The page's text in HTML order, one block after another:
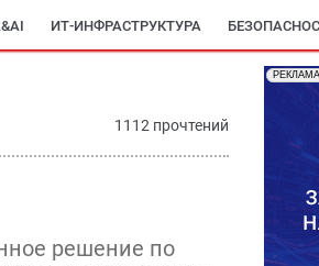
ИТ-ИНФРАСТРУКТУРА
1112 прочтений
решение по
РЕКЛАМА